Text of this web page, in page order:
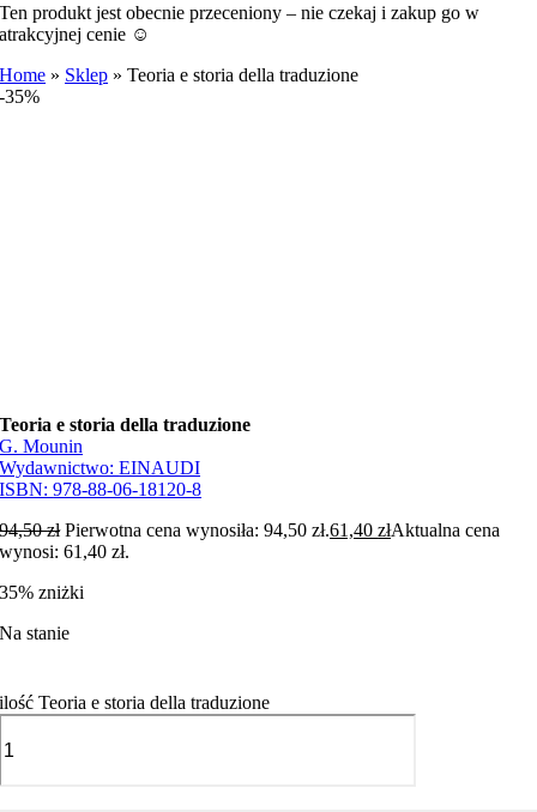
Ten produkt jest obecnie przeceniony – nie czekaj i zakup go w
atrakcyjnej cenie ☺️
Home » Sklep »Teoria e storia della traduzione
-35%
Teoria e storia della traduzione
G. Mounin
Wydawnictwo:EINAUDI
ISBN:978-88-06-18120-8
94,50zł Pierwotna cena wynosiła: 94,50 zł.61,40złAktualna cena
wynosi: 61,40 zł.
35% zniżki
Na stanie
ilość Teoria e storia della traduzione